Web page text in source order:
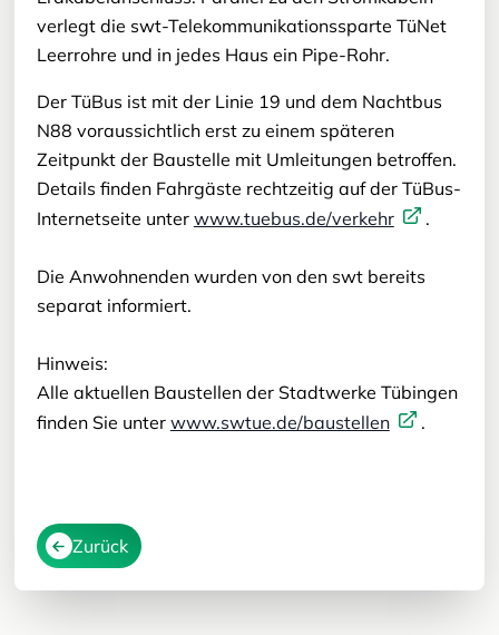
verlegt die swt-Telekommunikationssparte TüNet
Leerrohre und in jedes Haus ein Pipe-Rohr.
Der TüBus ist mit der Linie 19 und dem Nachtbus
N88 voraussichtlich erst zu einem späteren
Zeitpunkt der Baustelle mit Umleitungen betroffen.
Details finden Fahrgäste rechtzeitig auf der TüBus-
Internetseite unter www.tuebus.de/verkehr .
Die Anwohnenden wurden von den swt bereits
separat informiert.
Hinweis:
Alle aktuellen Baustellen der Stadtwerke Tübingen
finden Sie unter www.swtue.de/baustellen .
Zurück